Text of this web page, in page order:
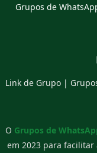
Grupos de
Link de Grupo |
O Grupos de
em 2023 para